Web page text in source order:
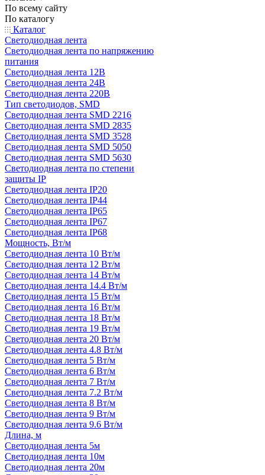
По всему сайту
По каталогу
Каталог
Светодиодная лента
Светодиодная лента по напряжению
питания
Светодиодная лента 12В
Светодиодная лента 24В
Светодиодная лента 220В
Тип светодиодов, SMD
Cветодиодная лента SMD 2216
Светодиодная лента SMD 2835
Светодиодная лента SMD 3528
Светодиодная лента SMD 5050
Светодиодная лента SMD 5630
Светодиодная лента по степени
защиты IP
Светодиодная лента IP20
Светодиодная лента IP44
Светодиодная лента IP65
Светодиодная лента IP67
Светодиодная лента IP68
Мощность, Вт/м
Светодиодная лента 10 Вт/м
Светодиодная лента 12 Вт/м
Светодиодная лента 14 Вт/м
Светодиодная лента 14.4 Вт/м
Светодиодная лента 15 Вт/м
Светодиодная лента 16 Вт/м
Светодиодная лента 18 Вт/м
Светодиодная лента 19 Вт/м
Светодиодная лента 20 Вт/м
Светодиодная лента 4.8 Вт/м
Светодиодная лента 5 Вт/м
Светодиодная лента 6 Вт/м
Светодиодная лента 7 Вт/м
Светодиодная лента 7.2 Вт/м
Светодиодная лента 8 Вт/м
Светодиодная лента 9 Вт/м
Светодиодная лента 9.6 Вт/м
Длина, м
Светодиодная лента 5м
Светодиодная лента 10м
Светодиодная лента 20м